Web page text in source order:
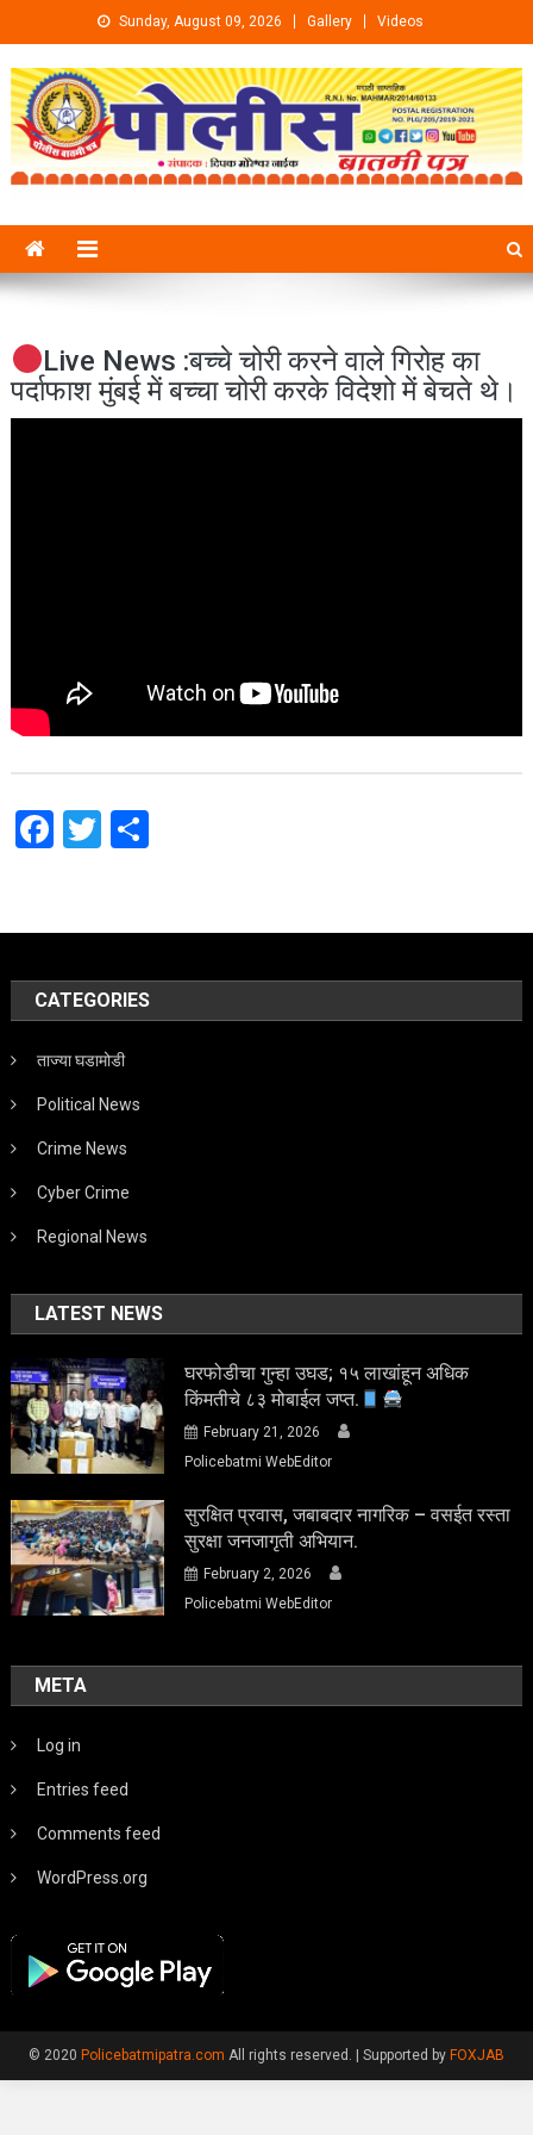
Skip to content Sunday, August 09, 2026 Gallery Videos
Live News :बच्चे चोरी करने वाले गिरोह का
पर्दाफाश मुंबई में बच्चा चोरी करके विदेशो में बेचते थे।
Facebook
Twitter
Share
CATEGORIES
ताज्या घडामोडी
Political News
Crime News
Cyber Crime
Regional News
LATEST NEWS
घरफोडीचा गुन्हा उघड; १५ लाखांहून अधिक
किंमतीचे ८३ मोबाईल जप्त.
February 21, 2026
Policebatmi WebEditor
सुरक्षित प्रवास, जबाबदार नागरिक – वसईत रस्ता
सुरक्षा जनजागृती अभियान.
February 2, 2026
Policebatmi WebEditor
META
Log in
Entries feed
Comments feed
WordPress.org
© 2020 Policebatmipatra.com All rights reserved. Supported by FOXJAB